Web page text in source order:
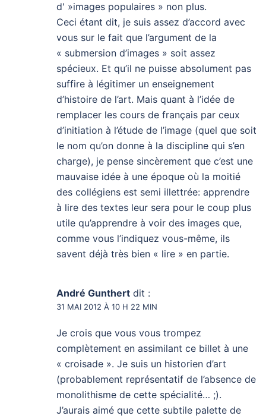
d' »images populaires » non plus.
Ceci étant dit, je suis assez d’accord avec
vous sur le fait que l’argument de la
« submersion d’images » soit assez
spécieux. Et qu’il ne puisse absolument pas
suffire à légitimer un enseignement
d’histoire de l’art. Mais quant à l’idée de
remplacer les cours de français par ceux
d’initiation à l’étude de l’image (quel que soit
le nom qu’on donne à la discipline qui s’en
charge), je pense sincèrement que c’est une
mauvaise idée à une époque où la moitié
des collégiens est semi illettrée: apprendre
à lire des textes leur sera pour le coup plus
utile qu’apprendre à voir des images que,
comme vous l’indiquez vous-même, ils
savent déjà très bien « lire » en partie.
André Gunthert dit :
31 MAI 2012 À 10 H 22 MIN
Je crois que vous vous trompez
complètement en assimilant ce billet à une
« croisade ». Je suis un historien d’art
(probablement représentatif de l’absence de
monolithisme de cette spécialité… ;).
J’aurais aimé que cette subtile palette de